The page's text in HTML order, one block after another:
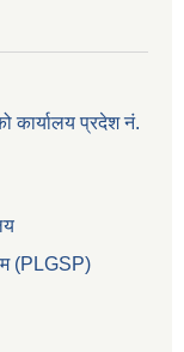
कार्यालय प्रदेश नं.
(PLGSP)